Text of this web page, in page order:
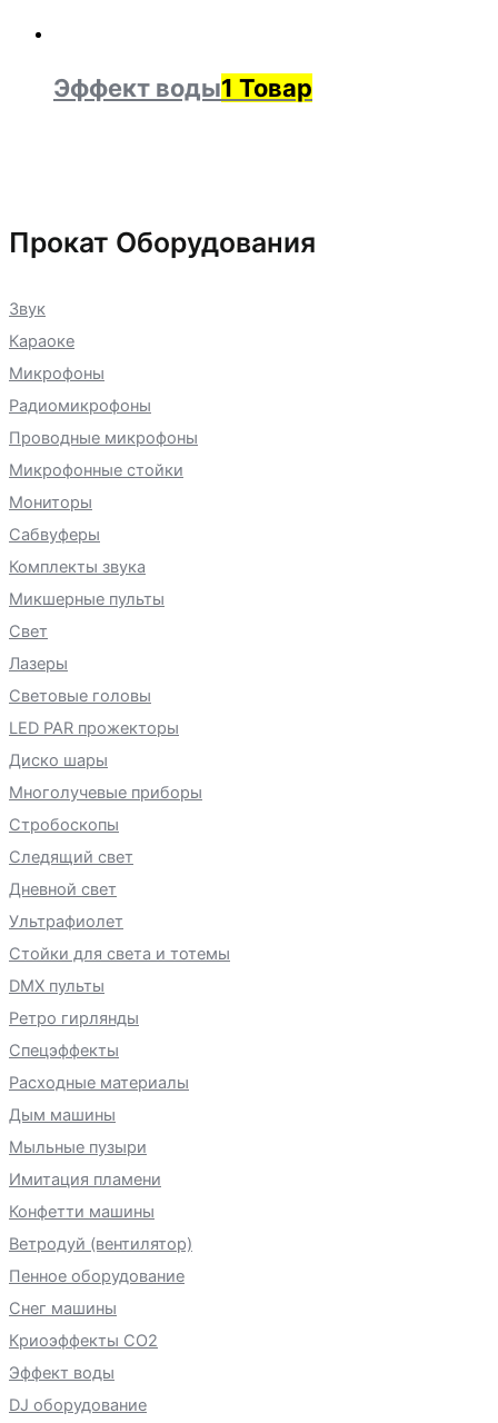
Прокат Оборудования
Звук
Караоке
Микрофоны
Радиомикрофоны
Проводные микрофоны
Микрофонные стойки
Мониторы
Сабвуферы
Комплекты звука
Микшерные пульты
Свет
Лазеры
Световые головы
LED PAR прожекторы
Диско шары
Многолучевые приборы
Стробоскопы
Следящий свет
Дневной свет
Ультрафиолет
Стойки для света и тотемы
DMX пульты
Ретро гирлянды
Спецэффекты
Расходные материалы
Дым машины
Мыльные пузыри
Имитация пламени
Конфетти машины
Ветродуй (вентилятор)
Пенное оборудование
Снег машины
Криоэффекты CO2
Эффект воды
DJ оборудование
Эффект воды1 Товар